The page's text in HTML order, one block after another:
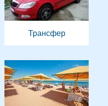
Трансфер